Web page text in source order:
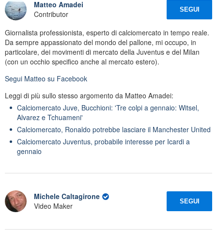
Matteo Amadei
Contributor
SEGUI
Giornalista professionista, esperto di calciomercato in tempo reale.
Da sempre appassionato del mondo del pallone, mi occupo, in
particolare, dei movimenti di mercato della Juventus e del Milan
(con un occhio specifico anche al mercato estero).
Segui Matteo su Facebook
Leggi di più sullo stesso argomento da Matteo Amadei:
Calciomercato Juve, Bucchioni: 'Tre colpi a gennaio: Witsel,
Alvarez e Tchuameni'
Calciomercato, Ronaldo potrebbe lasciare il Manchester United
Calciomercato Juventus, probabile interesse per Icardi a
gennaio
Michele Caltagirone
Video Maker
SEGUI